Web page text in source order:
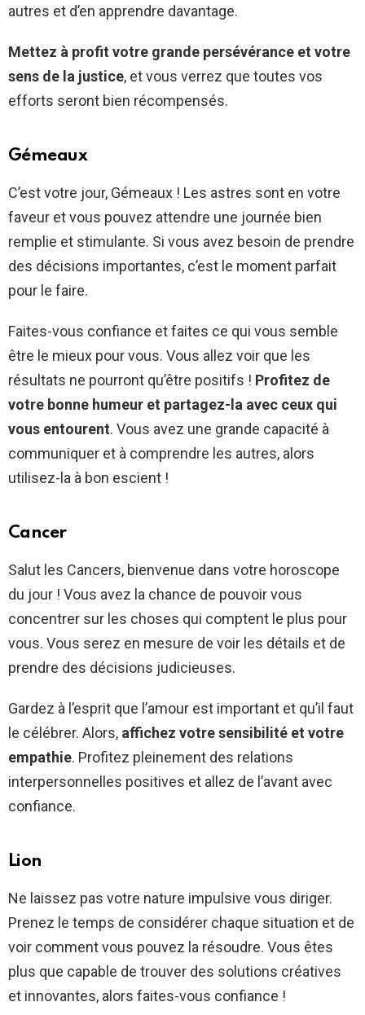
autres et d’en apprendre davantage.
Mettez à profit votre grande persévérance et votre
sens de la justice, et vous verrez que toutes vos
efforts seront bien récompensés.
Gémeaux
C’est votre jour, Gémeaux ! Les astres sont en votre
faveur et vous pouvez attendre une journée bien
remplie et stimulante. Si vous avez besoin de prendre
des décisions importantes, c’est le moment parfait
pour le faire.
Faites-vous confiance et faites ce qui vous semble
être le mieux pour vous. Vous allez voir que les
résultats ne pourront qu’être positifs ! Profitez de
votre bonne humeur et partagez-la avec ceux qui
vous entourent. Vous avez une grande capacité à
communiquer et à comprendre les autres, alors
utilisez-la à bon escient !
Cancer
Salut les Cancers, bienvenue dans votre horoscope
du jour ! Vous avez la chance de pouvoir vous
concentrer sur les choses qui comptent le plus pour
vous. Vous serez en mesure de voir les détails et de
prendre des décisions judicieuses.
Gardez à l’esprit que l’amour est important et qu’il faut
le célébrer. Alors, affichez votre sensibilité et votre
empathie. Profitez pleinement des relations
interpersonnelles positives et allez de l’avant avec
confiance.
Lion
Ne laissez pas votre nature impulsive vous diriger.
Prenez le temps de considérer chaque situation et de
voir comment vous pouvez la résoudre. Vous êtes
plus que capable de trouver des solutions créatives
et innovantes, alors faites-vous confiance !